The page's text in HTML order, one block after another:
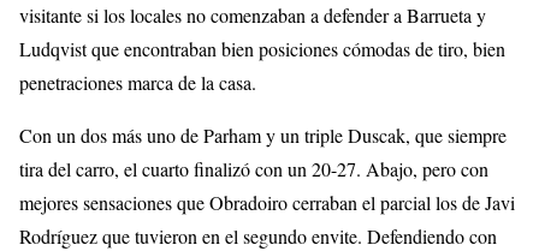
visitante si los locales no comenzaban a defender a Barrueta y
Ludqvist que encontraban bien posiciones cómodas de tiro, bien
penetraciones marca de la casa.
Con un dos más uno de Parham y un triple Duscak, que siempre
tira del carro, el cuarto finalizó con un 20-27. Abajo, pero con
mejores sensaciones que Obradoiro cerraban el parcial los de Javi
Rodríguez que tuvieron en el segundo envite. Defendiendo con